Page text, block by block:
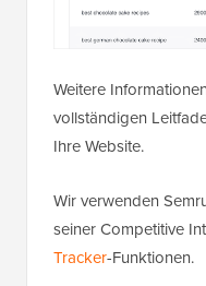
Weitere
vollständigen
Ihre Website.
Wir verwenden
seiner Competitive
Tracker-Funktionen.